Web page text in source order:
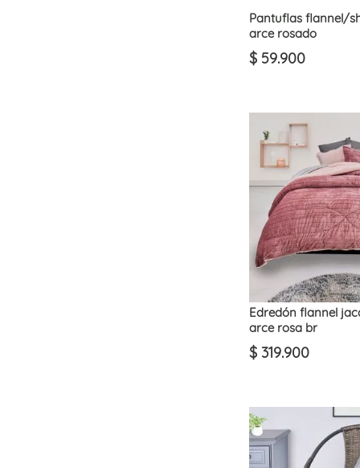
Pantuflas flannel/
arce rosado
$ 59.900
Edredón flannel
arce rosa br
$ 319.900